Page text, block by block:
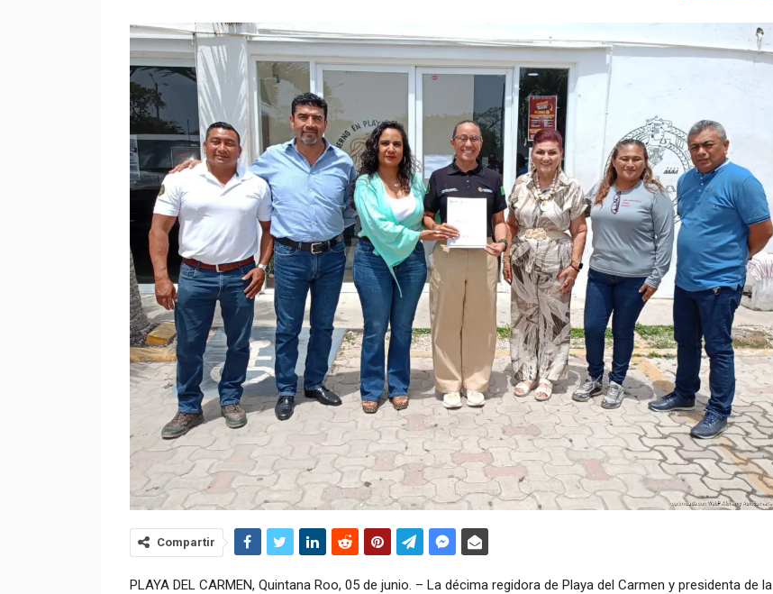
Compartir
PLAYA DEL CARMEN, Quintana Roo, 05 de junio. – La décima regidora de Playa del Carmen y presidenta de la